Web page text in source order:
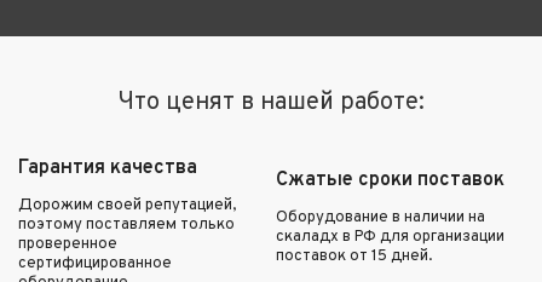
Что ценят в нашей работе:
Гарантия качества
Дорожим своей репутацией,
поэтому поставляем только
проверенное
сертифицированное
Сжатые сроки поставок
Оборудование в наличии на
скаладх в РФ для организации
поставок от 15 дней.